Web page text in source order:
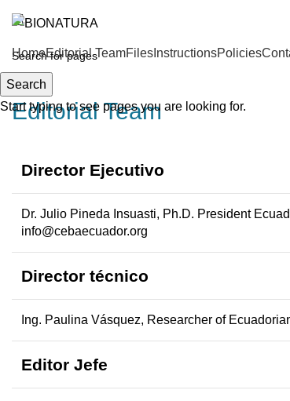
HomeEditorial TeamFiles InstructionsPolicies
Editorial Team
Director Ejecutivo
Dr. Julio Pineda Insuasti, Ph.D. President
info@cebaecuador.org
Director técnico
Ing. Paulina Vásquez, Researcher of
Editor Jefe
Search
Start typing to see pages you are looking for.